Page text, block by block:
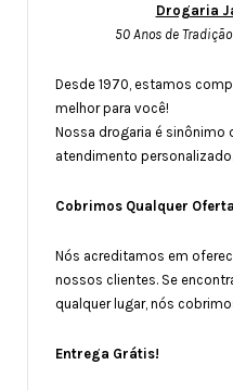
Drogaria
50 Anos de
Desde 1970, estamos
melhor para você!
Nossa drogaria é sinônimo
atendimento personalizado.
Cobrimos Qualquer
Nós acreditamos em
nossos clientes. Se
qualquer lugar, nós
Entrega Grátis!